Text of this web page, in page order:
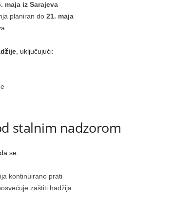
maja iz Sarajeva
planiran do 21. maja
, uključujući:
stalnim nadzorom
se:
kontinuirano prati
zaštiti hadžija